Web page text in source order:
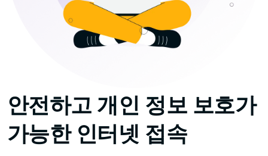
안전하고 개인 정보 보호가
가능한 인터넷 접속